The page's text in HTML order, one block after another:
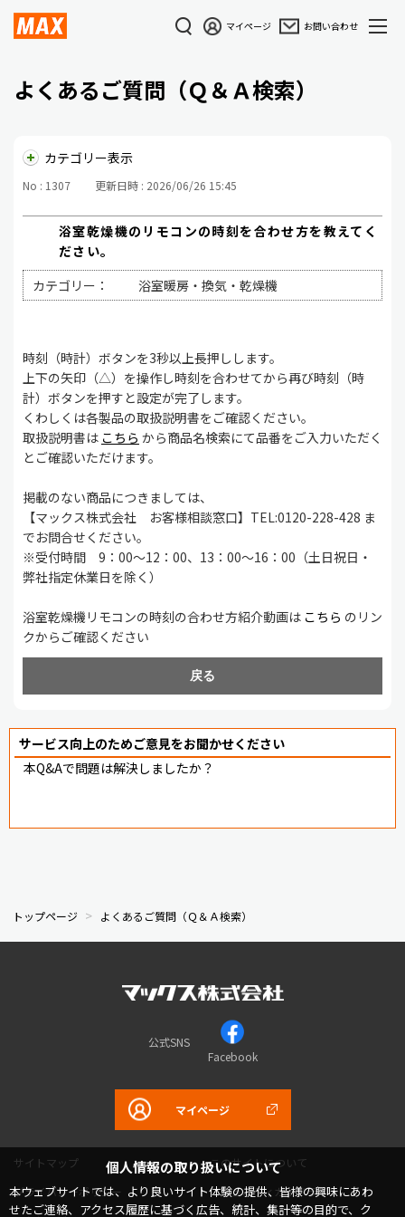
マイページ お問い合わせ
よくあるご質問（Ｑ＆Ａ検索）
個人情報の取り扱いについて
本ウェブサイトでは、より良いサイト体験の提供、皆様の興味にあわ
せたご連絡、アクセス履歴に基づく広告、統計、集計等の目的で、ク
カテゴリー表示
No : 1307 更新日時 : 2026/06/26 15:45
浴室乾燥機のリモコンの時刻を合わせ方を教えてく
ださい。
カテゴリー：
浴室暖房・換気・乾燥機
時刻（時計）ボタンを3秒以上長押しします。
上下の矢印（△）を操作し時刻を合わせてから再び時刻（時
計）ボタンを押すと設定が完了します。
くわしくは各製品の取扱説明書をご確認ください。
取扱説明書は こちら から商品名検索にて品番をご入力いただく
とご確認いただけます。
掲載のない商品につきましては、
【マックス株式会社 お客様相談窓口】TEL:0120-228-428 ま
でお問合せください。
※受付時間 9：00～12：00、13：00～16：00（土日祝日・
弊社指定休業日を除く）
浴室乾燥機リモコンの時刻の合わせ方紹介動画は こちら のリン
クからご確認ください
戻る
サービス向上のためご意見をお聞かせください
本Q&Aで問題は解決しましたか？
トップページ よくあるご質問（Ｑ＆Ａ検索）
公式SNS
Facebook
マイページ
サイトマップ
このサイトについて
プライバシーポリシー
コミュニティガイドライン